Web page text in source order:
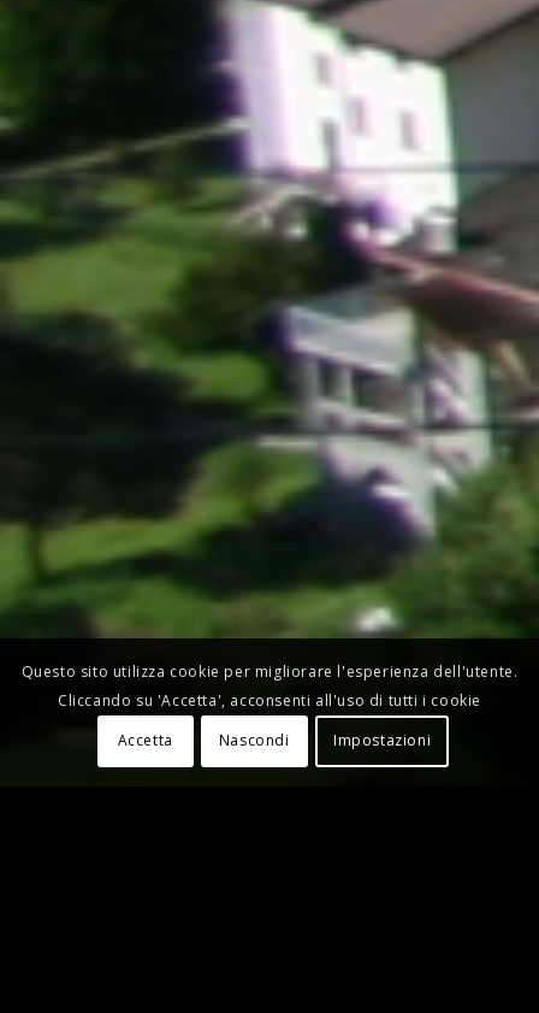
Questo sito utilizza cookie per migliorare l'esperienza dell'utente.
Cliccando su 'Accetta', acconsenti all'uso di tutti i cookie
Accetta
Nascondi Impostazioni